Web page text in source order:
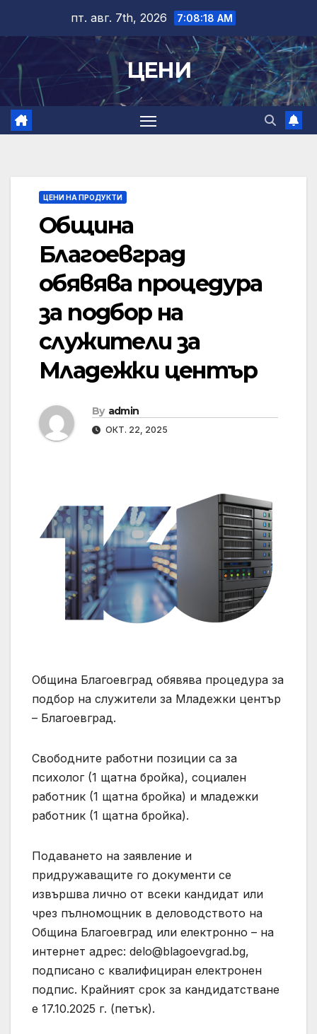
content
пт. авг. 7th, 2026 7:08:18 AM
ЦЕНИ
ЦЕНИ НА ПРОДУКТИ
Община
Благоевград
обявява процедура
за подбор на
служители за
Младежки център
By admin
ОКТ. 22, 2025
Община Благоевград обявява процедура за
подбор на служители за Младежки център
– Благоевград.
Свободните работни позиции са за
психолог (1 щатна бройка), социален
работник (1 щатна бройка) и младежки
работник (1 щатна бройка).
Подаването на заявление и
придружаващите го документи се
извършва лично от всеки кандидат или
чрез пълномощник в деловодството на
Община Благоевград или електронно – на
интернет адрес: delo@blagoevgrad.bg,
подписано с квалифициран електронен
подпис. Крайният срок за кандидатстване
е 17.10.2025 г. (петък).